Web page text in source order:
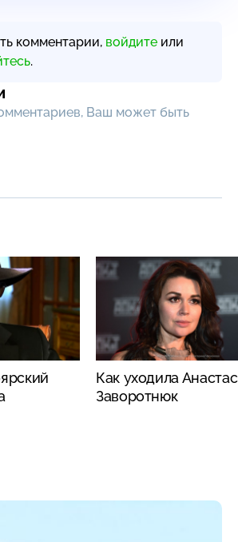
комментарии, войдите или
.
Ваш может быть
Как уходила
Заворотнюк